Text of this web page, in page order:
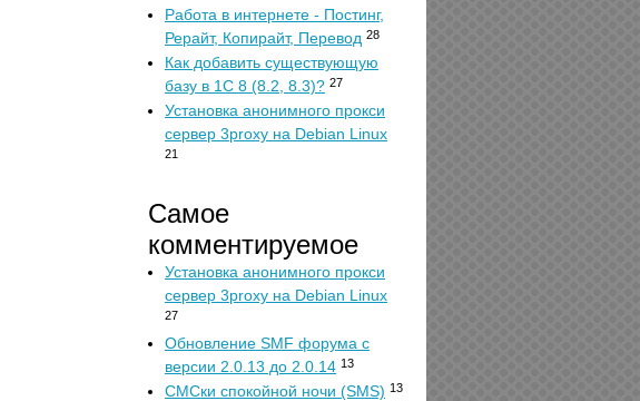
Работа в интернете - Постинг,
Рерайт, Копирайт, Перевод 28
Как добавить существующую
базу в 1С 8 (8.2, 8.3)? 27
Установка анонимного прокси
сервер 3proxy на Debian Linux
21
Самое
комментируемое
Установка анонимного прокси
сервер 3proxy на Debian Linux
27
Обновление SMF форума с
версии 2.0.13 до 2.0.14 13
СМСки спокойной ночи (SMS) 13